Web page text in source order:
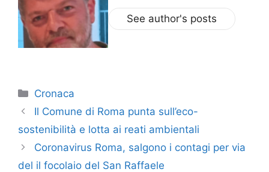
See author's posts
Categorie
Cronaca
Il Comune di Roma punta sull’eco-
sostenibilità e lotta ai reati ambientali
Coronavirus Roma, salgono i contagi per via
del il focolaio del San Raffaele